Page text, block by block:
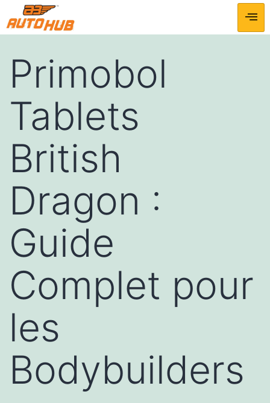
Primobol
Tablets
British
Dragon :
Guide
Complet pour
les
Bodybuilders